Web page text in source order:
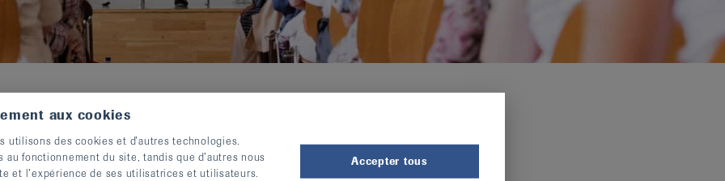
aux cookies
utilisons des cookies et d’autres technologies.
fonctionnement du site, tandis que d’autres nous
et l’expérience de ses utilisatrices et utilisateurs.
Accepter tous